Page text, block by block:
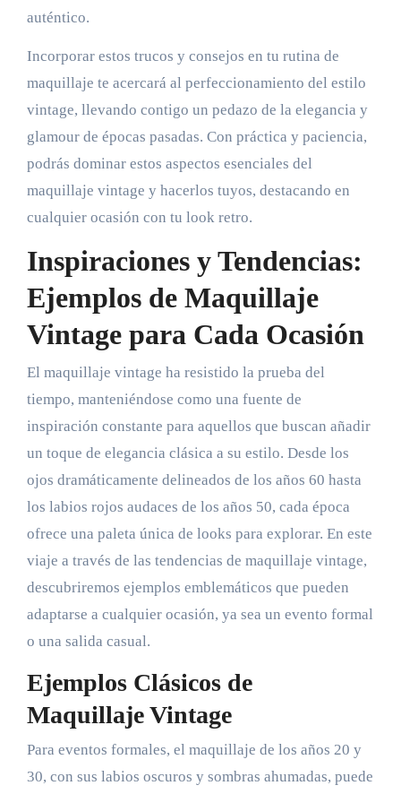
auténtico.
Incorporar estos trucos y consejos en tu rutina de
maquillaje te acercará al perfeccionamiento del estilo
vintage, llevando contigo un pedazo de la elegancia y
glamour de épocas pasadas. Con práctica y paciencia,
podrás dominar estos aspectos esenciales del
maquillaje vintage y hacerlos tuyos, destacando en
cualquier ocasión con tu look retro.
Inspiraciones y Tendencias:
Ejemplos de Maquillaje
Vintage para Cada Ocasión
El maquillaje vintage ha resistido la prueba del
tiempo, manteniéndose como una fuente de
inspiración constante para aquellos que buscan añadir
un toque de elegancia clásica a su estilo. Desde los
ojos dramáticamente delineados de los años 60 hasta
los labios rojos audaces de los años 50, cada época
ofrece una paleta única de looks para explorar. En este
viaje a través de las tendencias de maquillaje vintage,
descubriremos ejemplos emblemáticos que pueden
adaptarse a cualquier ocasión, ya sea un evento formal
o una salida casual.
Ejemplos Clásicos de
Maquillaje Vintage
Para eventos formales, el maquillaje de los años 20 y
30, con sus labios oscuros y sombras ahumadas, puede